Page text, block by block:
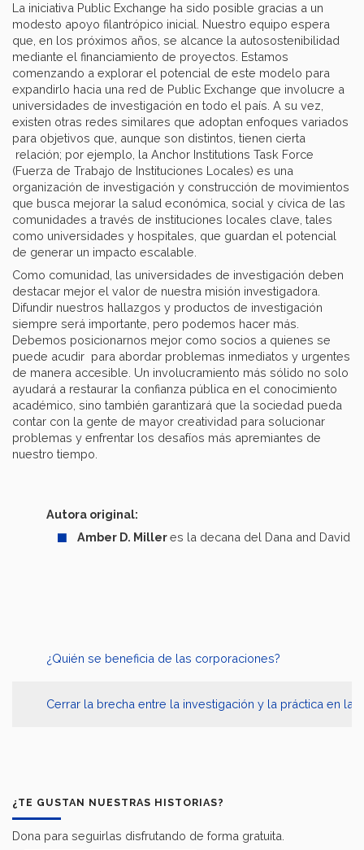
La iniciativa Public Exchange ha sido posible gracias a un
modesto apoyo filantrópico inicial. Nuestro equipo espera
que, en los próximos años, se alcance la autosostenibilidad
mediante el financiamiento de proyectos. Estamos
comenzando a explorar el potencial de este modelo para
expandirlo hacia una red de Public Exchange que involucre a
universidades de investigación en todo el país. A su vez,
existen otras redes similares que adoptan enfoques variados
para objetivos que, aunque son distintos, tienen cierta
relación; por ejemplo, la Anchor Institutions Task Force
(Fuerza de Trabajo de Instituciones Locales) es una
organización de investigación y construcción de movimientos
que busca mejorar la salud económica, social y cívica de las
comunidades a través de instituciones locales clave, tales
como universidades y hospitales, que guardan el potencial
de generar un impacto escalable.
Como comunidad, las universidades de investigación deben
destacar mejor el valor de nuestra misión investigadora.
Difundir nuestros hallazgos y productos de investigación
siempre será importante, pero podemos hacer más.
Debemos posicionarnos mejor como socios a quienes se
puede acudir para abordar problemas inmediatos y urgentes
de manera accesible. Un involucramiento más sólido no solo
ayudará a restaurar la confianza pública en el conocimiento
académico, sino también garantizará que la sociedad pueda
contar con la gente de mayor creatividad para solucionar
problemas y enfrentar los desafíos más apremiantes de
nuestro tiempo.
Autora original:
Amber D. Milleres la decana del Dana and David
¿Quién se beneficia de las corporaciones?
Cerrar la brecha entre la investigación y la práctica en la
¿TE GUSTAN NUESTRAS HISTORIAS?
Dona para seguirlas disfrutando de forma gratuita.